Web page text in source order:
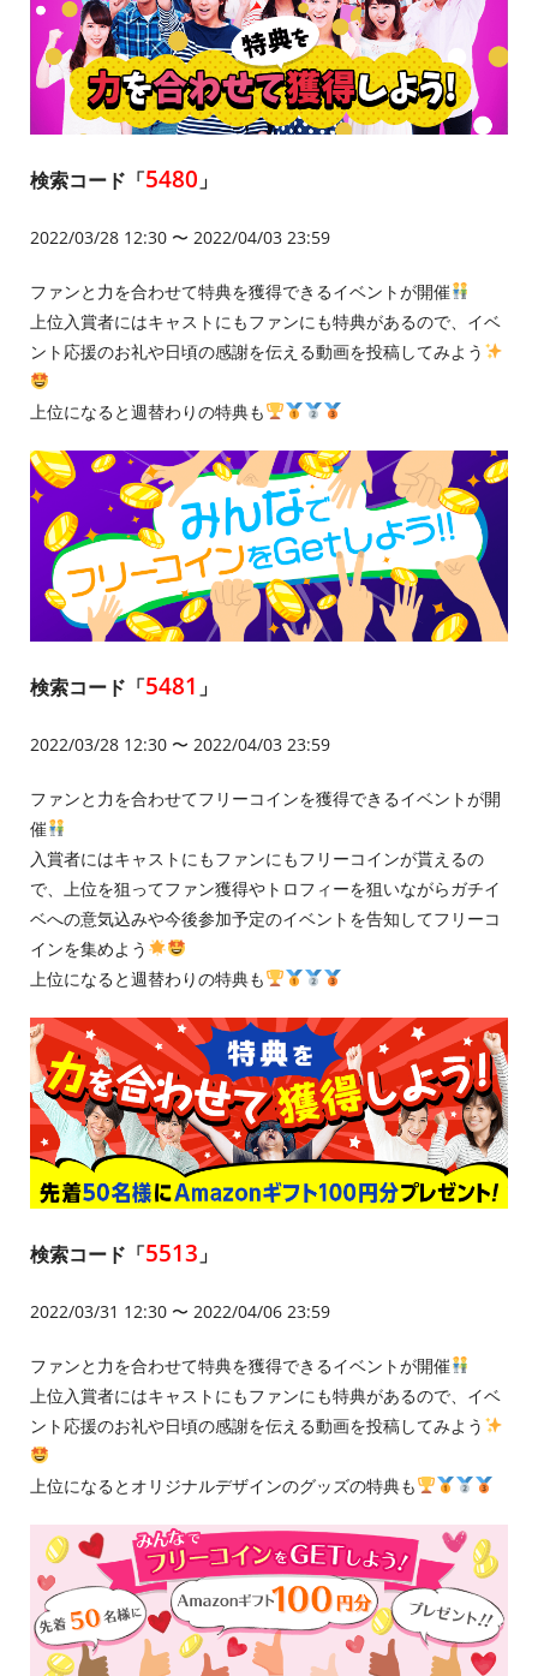
検索コード「5480 」
2022/03/28 12:30 〜 2022/04/03 23:59
ファンと力を合わせて特典を獲得できるイベントが開催
上位入賞者にはキャストにもファンにも特典があるので、イベ
ント応援のお礼や日頃の感謝を伝える動画を投稿してみよう
上位になると週替わりの特典も
検索コード「5481 」
2022/03/28 12:30 〜 2022/04/03 23:59
ファンと力を合わせてフリーコインを獲得できるイベントが開
催
入賞者にはキャストにもファンにもフリーコインが貰えるの
で、上位を狙ってファン獲得やトロフィーを狙いながらガチイ
ベへの意気込みや今後参加予定のイベントを告知してフリーコ
インを集めよう
上位になると週替わりの特典も
検索コード「5513 」
2022/03/31 12:30 〜 2022/04/06 23:59
ファンと力を合わせて特典を獲得できるイベントが開催
上位入賞者にはキャストにもファンにも特典があるので、イベ
ント応援のお礼や日頃の感謝を伝える動画を投稿してみよう
上位になるとオリジナルデザインのグッズの特典も